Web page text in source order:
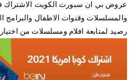
عروض بي ان سبورت الكويت الاشتراك في
والمسلسلات وقنوات الاطفال والبرامج
رصيد لمتابعة افلام ومسلسلات من